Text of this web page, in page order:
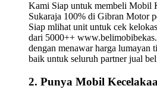
Kami Siap untuk membeli Mobil
Sukaraja 100% di Gibran Motor
Siap mlihat unit untuk cek
dari 5000++
dengan menawar harga lumayan
baik untuk seluruh partner jual
2. Punya Mobil